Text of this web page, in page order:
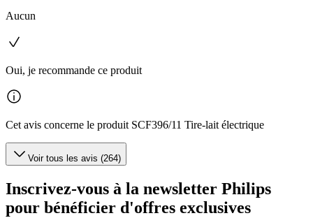
Aucun
Oui, je recommande ce produit
Cet avis concerne le produit SCF396/11 Tire-lait électrique
Voir tous les avis (264)
Inscrivez-vous à la newsletter Philips
pour bénéficier d'offres exclusives